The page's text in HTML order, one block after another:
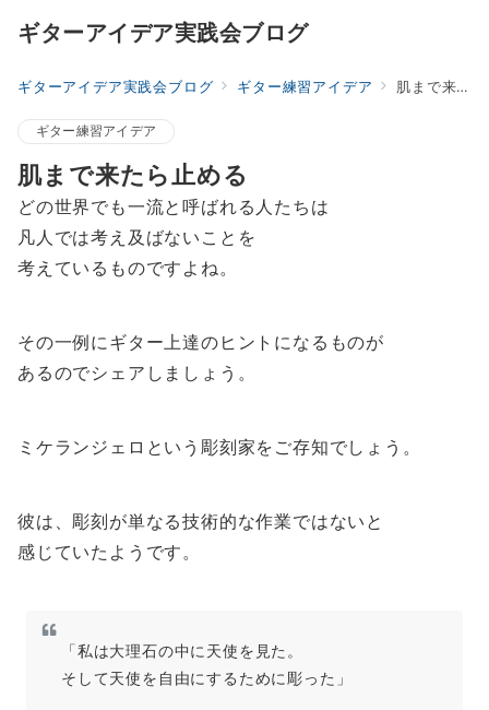
ギターアイデア実践会ブログ
ギターアイデア実践会ブログ ギター練習アイデア 肌まで来たら止める
ギター練習アイデア
肌まで来たら止める
どの世界でも一流と呼ばれる人たちは
凡人では考え及ばないことを
考えているものですよね。
その一例にギター上達のヒントになるものが
あるのでシェアしましょう。
ミケランジェロという彫刻家をご存知でしょう。
彼は、彫刻が単なる技術的な作業ではないと
感じていたようです。
「私は大理石の中に天使を見た。
そして天使を自由にするために彫った」